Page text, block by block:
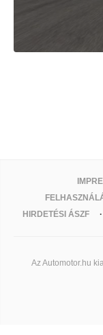
HIRDETÉSI ÁSZF
Az Automotor.hu